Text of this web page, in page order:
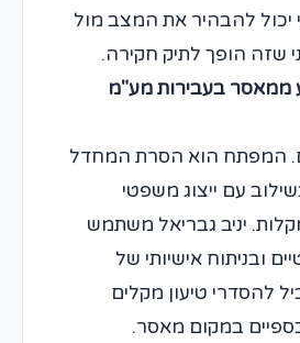
יכול להבהיר את המצב מול
שזה הופך לתיק חקירה.
ממאסר בעבירות מע"מ
המפתח הוא הסרת המחדל
עם ייצוג משפטי
יניב גבריאל משתמש
ובניתוח אישיותי של
להסדרי טיעון מקלים
במקום מאסר.